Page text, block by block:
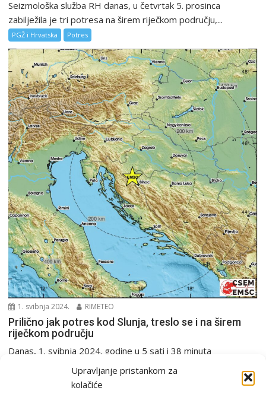
Upravljanje pristankom za
kolačiće
Seizmološka služba RH danas, u četvrtak 5. prosinca
zabilježila je tri potresa na širem riječkom području,...
PGŽ i Hrvatska Potres
1. svibnja 2024. RIMETEO
Prilično jak potres kod Slunja, treslo se i na širem
riječkom području
Danas, 1. svibnja 2024. godine u 5 sati i 38 minuta
seizmografi Seizmološke službe RH zabilježili...
Potres